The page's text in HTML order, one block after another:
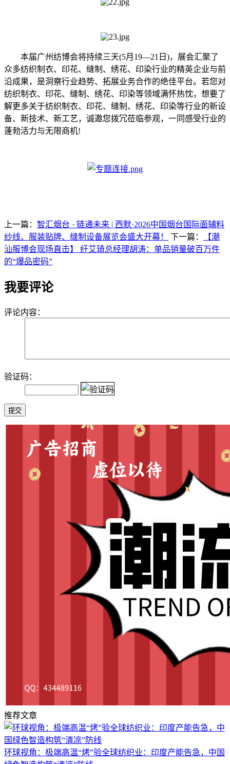
本届广州纺博会将持续三天(5月19—21日)，展会汇聚了
众多纺织制衣、印花、缝制、绣花、印染行业的精英企业与前
沿成果，是洞察行业趋势、拓展业务合作的绝佳平台。若您对
纺织制衣、印花、缝制、绣花、印染等领域满怀热忱，想要了
解更多关于纺织制衣、印花、缝制、绣花、印染等行业的新设
备、新技术、新工艺，诚邀您拨冗莅临参观，一同感受行业的
蓬勃活力与无限商机!
上一篇： 智汇烟台 · 链通未来 | 西默·2026中国烟台国际面辅料
纱线、服装贴牌、缝制设备展览会盛大开幕！
下一篇：
【潮
汕服博会现场直击】 纤艾琦总经理胡涛：单品销量破百万件
的“爆品密码”
我要评论
评论内容：
验证码：
推荐文章
环球视角：极端高温“烤”验全球纺织业：印度产能告急，中国